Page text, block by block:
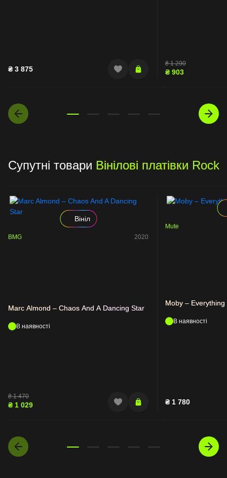
₴ 3 875
₴1 290
₴ 903
Супутні товари Вінілові платівки Rock
Вініл
BMG 2020
Marc Almond – Chaos And A Dancing Star
В наявності
₴1 470
₴ 1 029
Mute
Moby –
В наявності
₴ 1 780